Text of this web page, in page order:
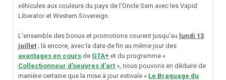
véhicules aux couleurs du pays de l'Oncle Sam avec les Vapid
Liberator et Western Sovereign.
L'ensemble des bonus et promotions courent jusqu'au lundi 13
juillet ; là encore, avec la date de fin au même jour des
avantages en cours de GTA+ et du programme «
Collectionneur d'oeuvres d'art », nous pouvons en déduire de
manière certaine que la mise à jour estivale « Le Braquage du